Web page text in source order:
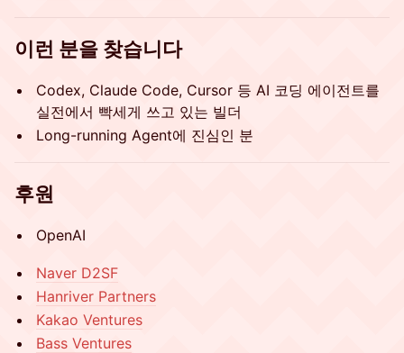
이런 분을 찾습니다
Codex, Claude Code, Cursor 등 AI 코딩 에이전트를
실전에서 빡세게 쓰고 있는 빌더
Long-running Agent에 진심인 분
후원
OpenAI
Naver D2SF
Hanriver Partners
Kakao Ventures
Bass Ventures